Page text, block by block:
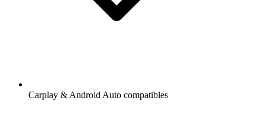
Carplay & Android Auto compatibles